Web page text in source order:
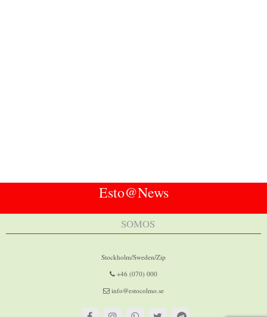
Esto@News
SOMOS
Stockholm/Sweden/Zip
+46 (070) 000
info@estocolmo.se